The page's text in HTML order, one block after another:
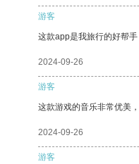
游客
这款app是我旅行的好帮
2024-09-26
游客
这款游戏的音乐非常优美
2024-09-26
游客